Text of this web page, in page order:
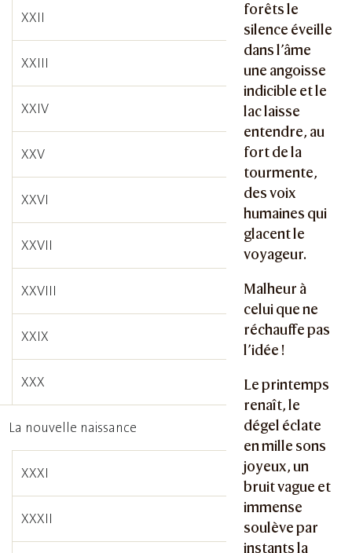
forêts le
silence éveille
dans l’âme
une angoisse
indicible et le
lac laisse
entendre, au
fort de la
tourmente,
des voix
humaines qui
glacent le
voyageur.
Malheur à
celui que ne
réchauffe pas
l’idée !
Le printemps
renaît, le
dégel éclate
en mille sons
joyeux, un
bruit vague et
immense
soulève par
instants la
XXII
XXIII
XXIV
XXV
XXVI
XXVII
XXVIII
XXIX
XXX
La nouvelle naissance
XXXI
XXXII